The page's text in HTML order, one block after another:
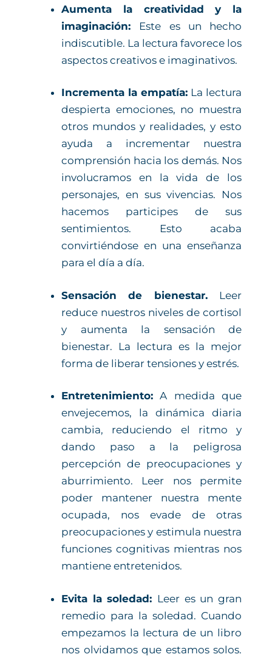
Aumenta la creatividad y la
imaginación: Este es un hecho
indiscutible. La lectura favorece los
aspectos creativos e imaginativos.
Incrementa la empatía: La lectura
despierta emociones, no muestra
otros mundos y realidades, y esto
ayuda a incrementar nuestra
comprensión hacia los demás. Nos
involucramos en la vida de los
personajes, en sus vivencias. Nos
hacemos participes de sus
sentimientos. Esto acaba
convirtiéndose en una enseñanza
para el día a día.
Sensación de bienestar. Leer
reduce nuestros niveles de cortisol
y aumenta la sensación de
bienestar. La lectura es la mejor
forma de liberar tensiones y estrés.
Entretenimiento: A medida que
envejecemos, la dinámica diaria
cambia, reduciendo el ritmo y
dando paso a la peligrosa
percepción de preocupaciones y
aburrimiento. Leer nos permite
poder mantener nuestra mente
ocupada, nos evade de otras
preocupaciones y estimula nuestra
funciones cognitivas mientras nos
mantiene entretenidos.
Evita la soledad: Leer es un gran
remedio para la soledad. Cuando
empezamos la lectura de un libro
nos olvidamos que estamos solos.